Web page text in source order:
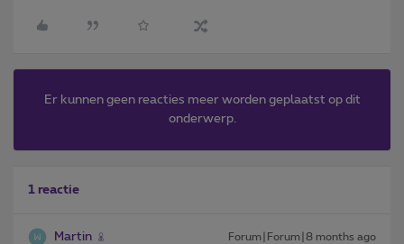
Er kunnen geen reacties meer worden geplaatst op dit
onderwerp.
1 reactie
Martin Forum|Forum|8 months ago